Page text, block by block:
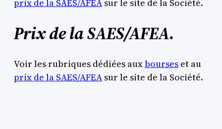
prix de la SAES/AFEA sur le site de la Société.
Prix de la SAES/AFEA.
Voir les rubriques dédiées auxbourses et au
prix de la SAES/AFEA sur le site de la Société.